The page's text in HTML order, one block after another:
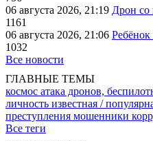
06 августа 2026, 21:19 Дрон со
1161
06 августа 2026, 21:06
1032
Все новости
ГЛАВНЫЕ ТЕМЫ
космос атака дронов,
личность известная /
преступления мошенники
Все теги